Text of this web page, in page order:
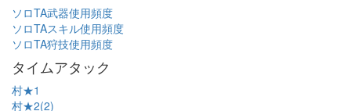
ソロTA武器使用頻度
ソロTAスキル使用頻度
ソロTA狩技使用頻度
タイムアタック
村★1
村★2(2)